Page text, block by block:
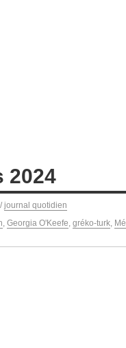
2024
/ journal quotidien
Georgia O'Keefe gréko-turk